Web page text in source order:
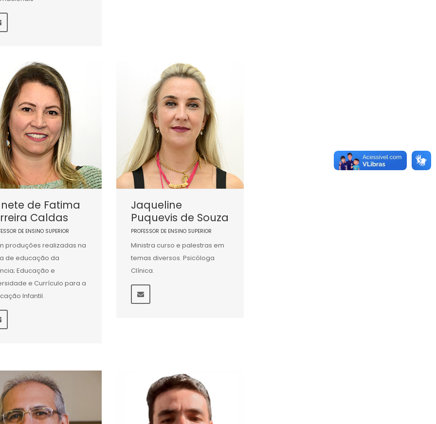
de Fatima
Caldas
DE ENSINO SUPERIOR
produções realizadas na
de educação da
Educação e
e Currículo para a
Infantil.
Jaqueline
Puquevis de Souza
PROFESSOR DE ENSINO SUPERIOR
Ministra curso e palestras em
temas diversos. Psicóloga
Clínica.